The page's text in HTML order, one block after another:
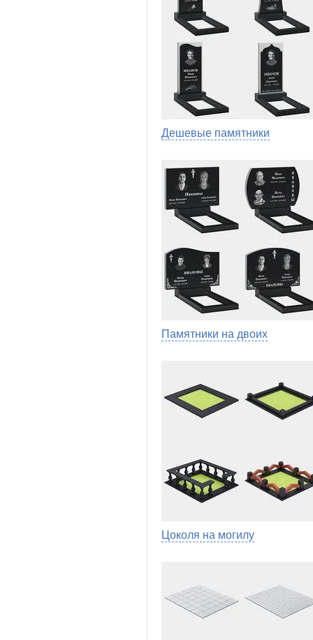
Дешевые памятники
Памятники на двоих
Цоколя на могилу